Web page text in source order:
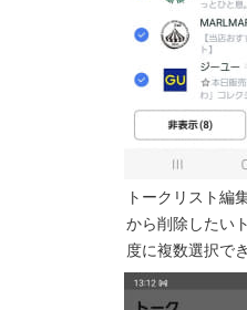
トークリスト編
から削除したい
度に複数選択で